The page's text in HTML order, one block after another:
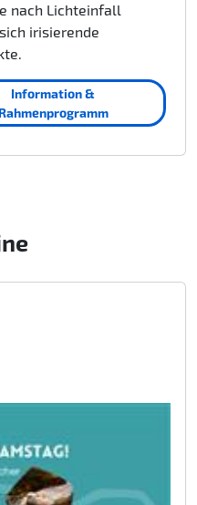
nach Lichteinfall
irisierende
Information &
Rahmenprogramm